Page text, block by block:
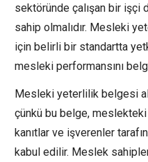
sektöründe çalışan bir
sahip olmalıdır. Mesleki
için belirli bir standartta
mesleki performansını
Mesleki yeterlilik belgesi
çünkü bu belge,
kanıtlar ve işverenler
kabul edilir. Meslek